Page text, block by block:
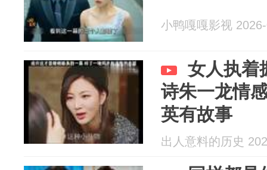
小鸭嘎嘎影视
女人执着
诗朱一龙情
英有故事
出人意料的历史